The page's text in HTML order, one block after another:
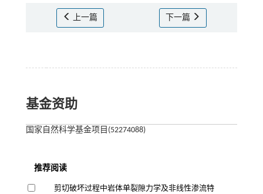
上一篇 下一篇
基金资助
国家自然科学基金项目(52274088)